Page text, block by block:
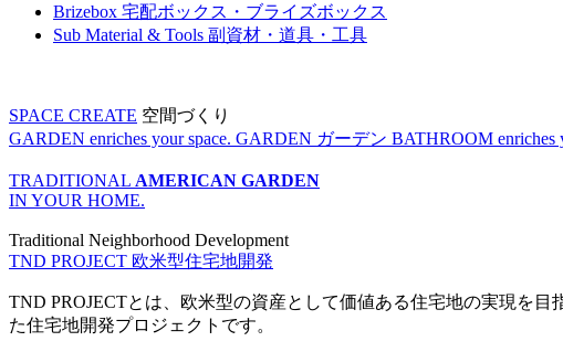
Brizebox 宅配ボックス・ブライズボックス
Sub Material & Tools 副資材・道具・工具
SPACE CREATE 空間づくり
GARDEN enriches your space. GARDEN ガーデン BATHROOM enriches
TRADITIONAL AMERICAN GARDEN
IN YOUR HOME.
Traditional Neighborhood Development
TND PROJECT 欧米型住宅地開発
TND PROJECTとは、欧米型の資産として価値ある住宅地の実現を目
た住宅地開発プロジェクトです。